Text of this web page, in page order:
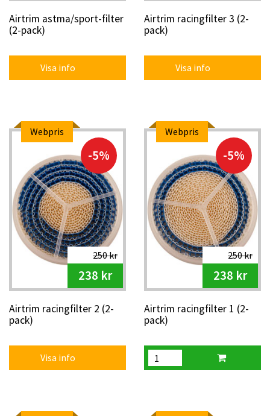
Airtrim astma/sport-filter
(2-pack)
Visa info
Airtrim racingfilter 3 (2-
pack)
Visa info
Webpris
-5%
250 kr
238 kr
Airtrim racingfilter 2 (2-
pack)
Visa info
Webpris
-5%
250 kr
238 kr
Airtrim racingfilter 1 (2-
pack)